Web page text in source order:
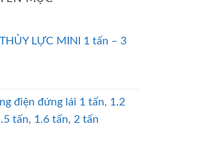
LỰC MINI 1 tấn – 3
điện đứng lái 1 tấn, 1.2
tấn, 1.6 tấn, 2 tấn